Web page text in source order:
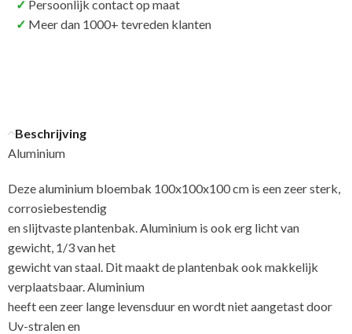
Persoonlijk contact op maat
Meer dan 1000+ tevreden klanten
Beschrijving
Aluminium
Deze aluminium bloembak 100x100x100 cm is een zeer sterk,
corrosiebestendig
en slijtvaste plantenbak. Aluminium is ook erg licht van
gewicht, 1/3 van het
gewicht van staal. Dit maakt de plantenbak ook makkelijk
verplaatsbaar. Aluminium
heeft een zeer lange levensduur en wordt niet aangetast door
Uv-stralen en